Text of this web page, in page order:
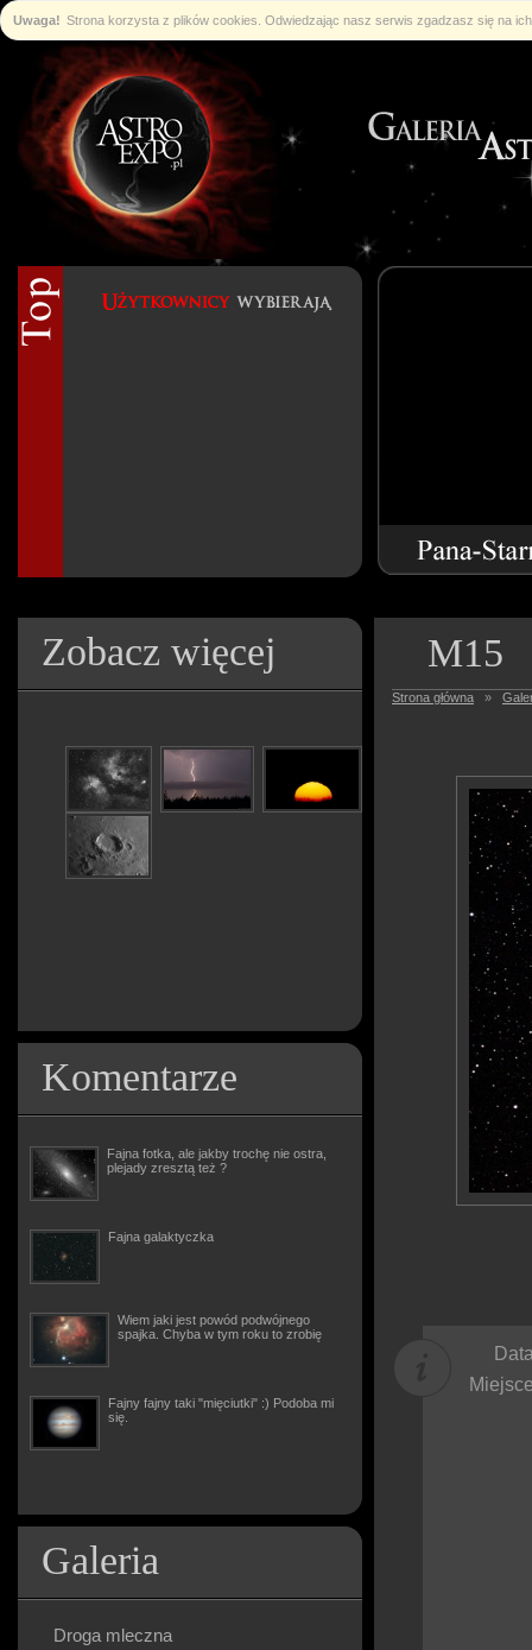
Uwaga! Strona korzysta z plików cookies. Odwiedzając nasz serwis zgadzasz się na
Zobacz więcej
Komentarze
Fajna fotka, ale jakby trochę nie ostra,
plejady zresztą też ?
Fajna galaktyczka
Wiem jaki jest powód podwójnego
spajka. Chyba w tym roku to zrobię
Fajny fajny taki "mięciutki" :) Podoba mi
się.
Galeria
Droga mleczna
M15
Strona główna »